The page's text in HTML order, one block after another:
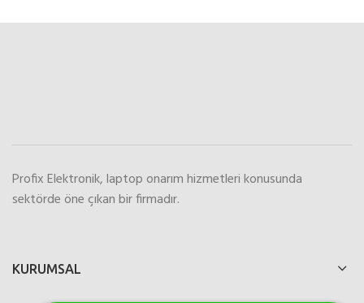
Profix Elektronik, laptop onarım hizmetleri konusunda
sektörde öne çıkan bir firmadır.
KURUMSAL